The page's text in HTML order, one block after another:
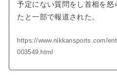
予定にない質問をし首相を
たと一部で報道された。
https://www.nikkansports.com/
003549.html